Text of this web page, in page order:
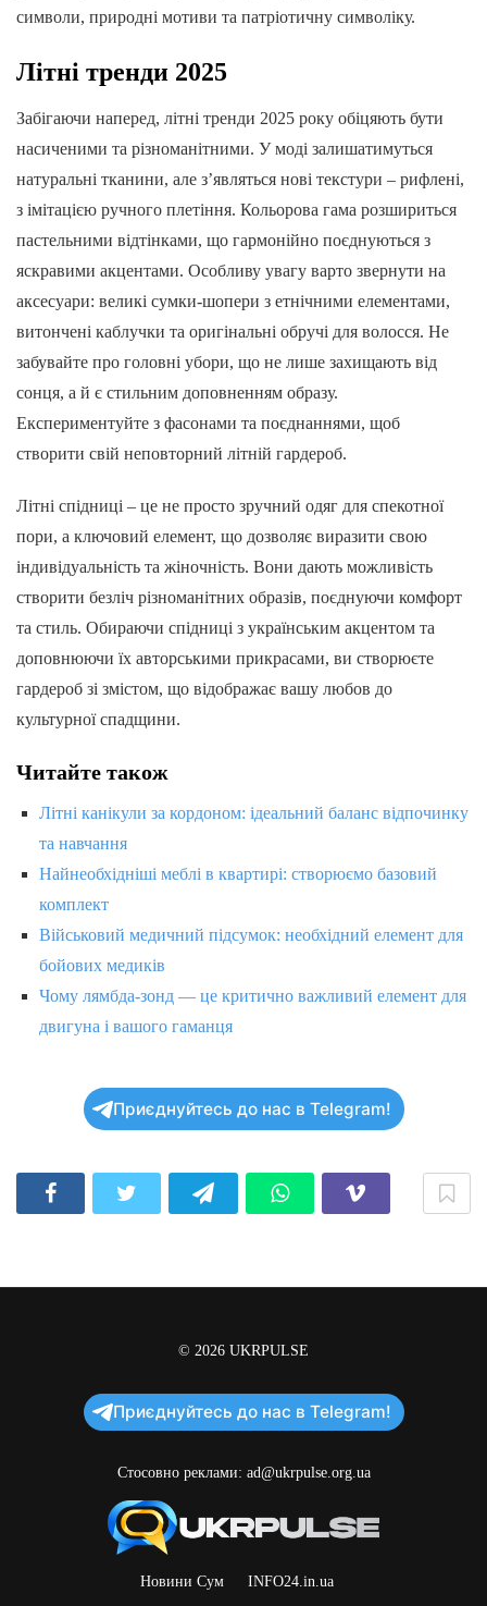
символи, природні мотиви та патріотичну символіку.
Літні тренди 2025
Забігаючи наперед, літні тренди 2025 року обіцяють бути
насиченими та різноманітними. У моді залишатимуться
натуральні тканини, але з’являться нові текстури – рифлені,
з імітацією ручного плетіння. Кольорова гама розшириться
пастельними відтінками, що гармонійно поєднуються з
яскравими акцентами. Особливу увагу варто звернути на
аксесуари: великі сумки-шопери з етнічними елементами,
витончені каблучки та оригінальні обручі для волосся. Не
забувайте про головні убори, що не лише захищають від
сонця, а й є стильним доповненням образу.
Експериментуйте з фасонами та поєднаннями, щоб
створити свій неповторний літній гардероб.
Літні спідниці – це не просто зручний одяг для спекотної
пори, а ключовий елемент, що дозволяє виразити свою
індивідуальність та жіночність. Вони дають можливість
створити безліч різноманітних образів, поєднуючи комфорт
та стиль. Обираючи спідниці з українським акцентом та
доповнюючи їх авторськими прикрасами, ви створюєте
гардероб зі змістом, що відображає вашу любов до
культурної спадщини.
Читайте також
Літні канікули за кордоном: ідеальний баланс відпочинку
та навчання
Найнеобхідніші меблі в квартирі: створюємо базовий
комплект
Військовий медичний підсумок: необхідний елемент для
бойових медиків
Чому лямбда-зонд — це критично важливий елемент для
двигуна і вашого гаманця
Приєднуйтесь до нас в Telegram!
© 2026 UKRPULSE
Приєднуйтесь до нас в Telegram!
Стосовно реклами: ad@ukrpulse.org.ua
Новини Сум INFO24.in.ua